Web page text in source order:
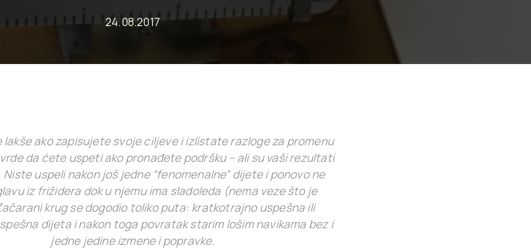
24.08.2017
lakše ako zapisujete svoje ciljeve i izlistate razloge za promenu
da ćete uspeti ako pronađete podršku – ali su vaši rezultati
uspeli nakon još jedne “fenomenalne” dijete i ponovo ne
iz frižidera dok u njemu ima sladoleda (nema veze što je
krug se dogodio toliko puta: kratkotrajno uspešna ili
dijeta i nakon toga povratak starim lošim navikama bez i
jedne jedine izmene i popravke.